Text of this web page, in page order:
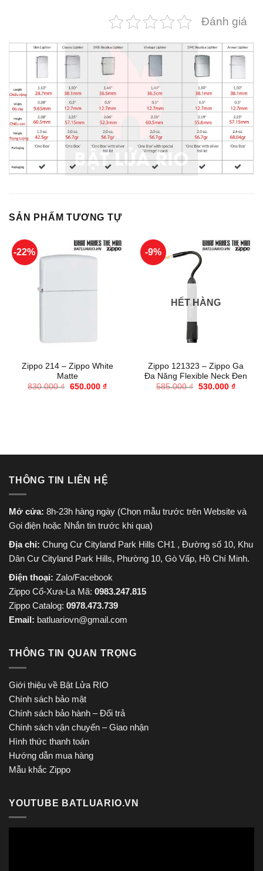
Đánh giá
SẢN PHẨM TƯƠNG TỰ
-22%
Zippo 214 – Zippo White
Matte
830.000₫ Giá
650.000 ₫Giá
-9%
HẾT HÀNG
Zippo 121323 – Zippo Ga
Đa Năng Flexible Neck Đen
585.000₫ Giá
530.000 ₫Giá
THÔNG TIN LIÊN HỆ
Mở cửa: 8h-23h hàng ngày (Chọn mẫu trước trên Website và
Gọi điện hoặc Nhắn tin trước khi qua)
Địa chỉ: Chung Cư Cityland Park Hills CH1 , Đường số 10, Khu
Dân Cư Cityland Park Hills, Phường 10, Gò Vấp, Hồ Chí Minh.
Điện thoại: Zalo/Facebook
Zippo Cổ-Xưa-La Mã: 0983.247.815
Zippo Catalog: 0978.473.739
Email: batluariovn@gmail.com
THÔNG TIN QUAN TRỌNG
Giới thiệu về Bật Lửa RIO
Chính sách bảo mật
Chính sách bảo hành – Đổi trả
Chính sách vận chuyển – Giao nhận
Hình thức thanh toán
Hướng dẫn mua hàng
Mẫu khắc Zippo
YOUTUBE BATLUARIO.VN